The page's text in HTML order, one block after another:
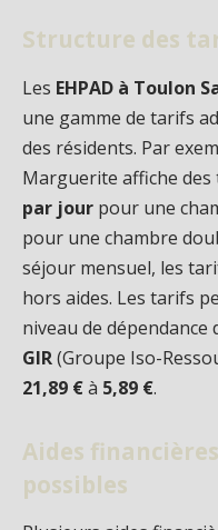
Structure des
Les EHPAD à Toulon
une gamme de tarifs
des résidents. Par
Marguerite affiche
par jour pour une
pour une chambre
séjour mensuel, les
hors aides. Les tarifs
niveau de
GIR(Groupe Iso-
21,89 €à 5,89 €.
Aides
possibles